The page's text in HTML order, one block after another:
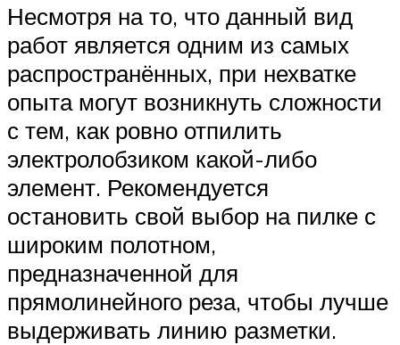
Несмотря на то, что данный вид
работ является одним из самых
распространённых, при нехватке
опыта могут возникнуть сложности
с тем, как ровно отпилить
электролобзиком какой-либо
элемент. Рекомендуется
остановить свой выбор на пилке с
широким полотном,
предназначенной для
прямолинейного реза, чтобы лучше
выдерживать линию разметки.